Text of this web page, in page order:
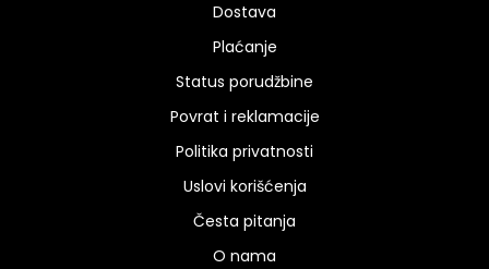
Dostava
Plaćanje
Status porudžbine
Povrat i reklamacije
Politika privatnosti
Uslovi korišćenja
Česta pitanja
O nama